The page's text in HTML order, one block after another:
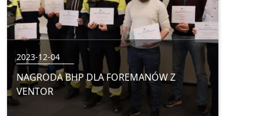
2023-12-04
NAGRODA BHP DLA FOREMANÓW Z
VENTOR